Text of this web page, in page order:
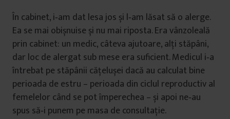
În cabinet, i‑am dat lesa jos și l‑am lăsat să o alerge.
Ea se mai obișnuise și nu mai riposta. Era vânzoleală
prin cabinet: un medic, câteva ajutoare, alți stăpâni,
dar loc de alergat sub mese era suficient. Medicul i‑a
întrebat pe stăpânii cățelușei dacă au calculat bine
perioada de estru – perioada din ciclul reproductiv al
femelelor când se pot împerechea – și apoi ne‑au
spus să‑i punem pe masa de consultație.